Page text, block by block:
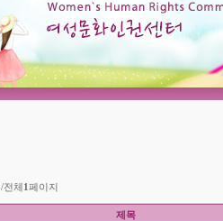
/전체1페이지
제목